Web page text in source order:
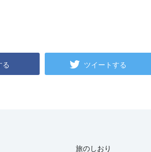
る ツイートする
旅のしおり